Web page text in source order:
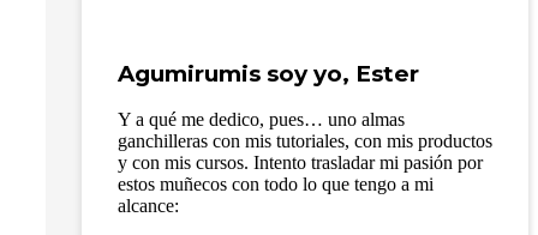
Agumirumis soy yo, Ester
Y a qué me dedico, pues… uno almas
ganchilleras con mis tutoriales, con mis productos
y con mis cursos. Intento trasladar mi pasión por
estos muñecos con todo lo que tengo a mi
alcance: